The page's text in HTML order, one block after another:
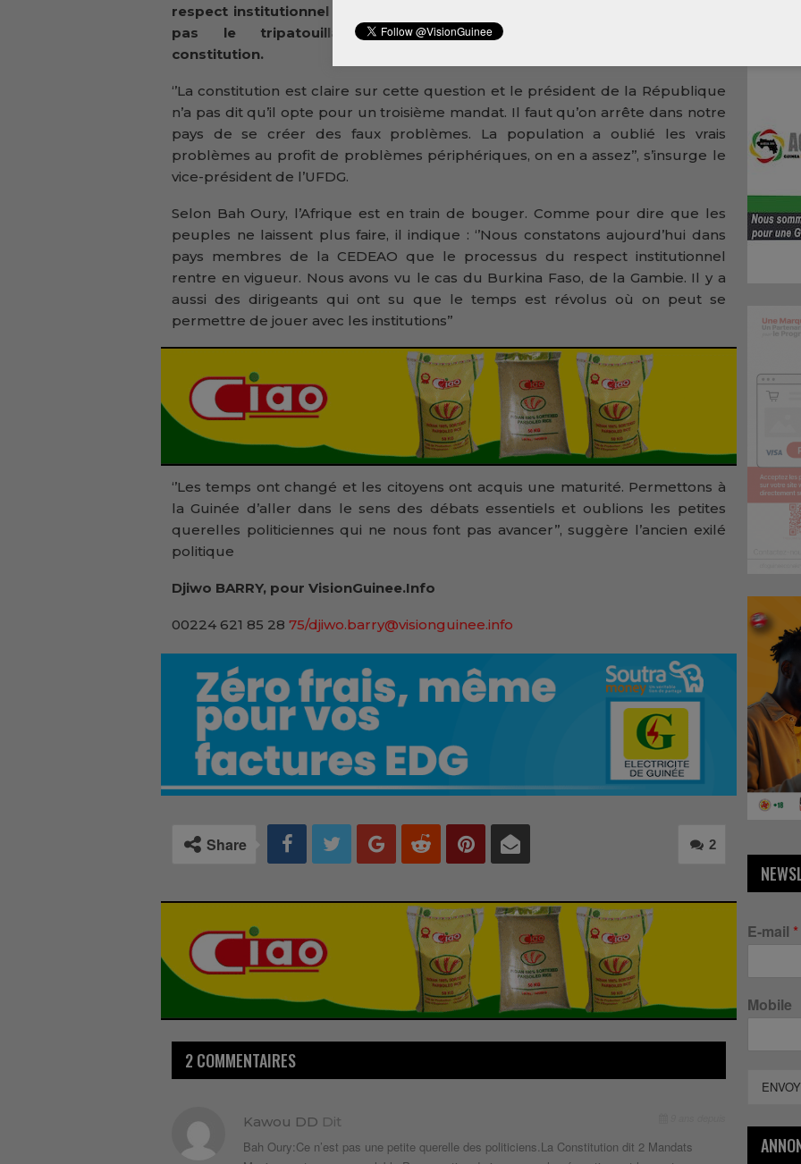
respect institutionnel et n’acceptera
pas le tripatouillage de la
constitution.
‘’La constitution est claire sur cette question et le président de la République
n’a pas dit qu’il opte pour un troisième mandat. Il faut qu’on arrête dans notre
pays de se créer des faux problèmes. La population a oublié les vrais
problèmes au profit de problèmes périphériques, on en a assez’’, s’insurge le
vice-président de l’UFDG.
Selon Bah Oury, l’Afrique est en train de bouger. Comme pour dire que les
peuples ne laissent plus faire, il indique : ‘’Nous constatons aujourd’hui dans
pays membres de la CEDEAO que le processus du respect institutionnel
rentre en vigueur. Nous avons vu le cas du Burkina Faso, de la Gambie. Il y a
aussi des dirigeants qui ont su que le temps est révolus où on peut se
permettre de jouer avec les institutions’’
‘’Les temps ont changé et les citoyens ont acquis une maturité. Permettons à
la Guinée d’aller dans le sens des débats essentiels et oublions les petites
querelles politiciennes qui ne nous font pas avancer’’, suggère l’ancien exilé
politique
Djiwo BARRY, pour VisionGuinee.Info
00224 621 85 28 75/djiwo.barry@visionguinee.info
2
Share
2 COMMENTAIRES
Kawou DD Dit
Bah Oury:Ce n’est pas une petite querelle des politiciens.La Constitution dit 2 Mandats
E-mail *
Mobile